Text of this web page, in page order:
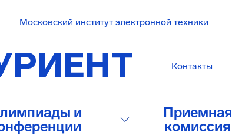
Московский институт электронной техники
Контакты
и
Приемная
комиссия